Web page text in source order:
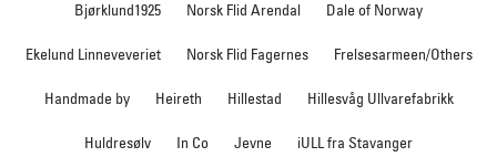
Bjørklund1925 Norsk Flid Arendal Dale of Norway
Ekelund Linneveveriet Norsk Flid Fagernes Frelsesarmeen/Others
Handmade by Heireth Hillestad Hillesvåg Ullvarefabrikk
Huldresølv In Co Jevne iULL fra Stavanger